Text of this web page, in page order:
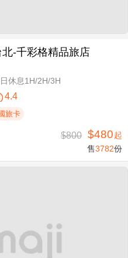
北-千彩格精品旅店
休息1H/2H/3H
4.4
旅卡
$800 $480起
售3782份